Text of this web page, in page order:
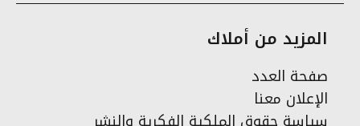
المزيد من أملاك
صفحة العدد
الإعلان معنا